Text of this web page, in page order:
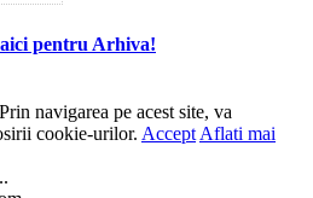
pentru Arhiva!
navigarea pe acest site, va
cookie-urilor. Accept Aflati mai